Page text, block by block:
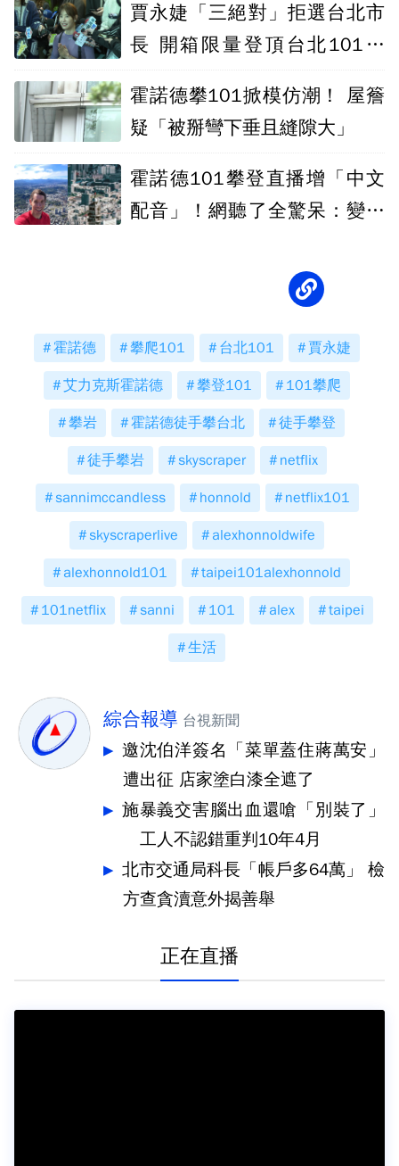
賈永婕「三絕對」拒選台北市
長 開箱限量登頂台北101名
霍諾德攀101掀模仿潮！ 屋簷
疑「被掰彎下垂且縫隙大」
霍諾德101攀登直播增「中文
配音」！網聽了全驚呆：變成
霍諾德 攀爬101 台北101 賈永婕
艾力克斯霍諾德 攀登101 101攀爬
攀岩 霍諾德徒手攀台北 徒手攀登
徒手攀岩 skyscraper netflix
sannimccandless honnold netflix101
skyscraperlive alexhonnoldwife
alexhonnold101 taipei101alexhonnold
101netflix sanni 101 alex taipei
生活
綜合報導 台視新聞
邀沈伯洋簽名「菜單蓋住蔣萬安」
遭出征 店家塗白漆全遮了
施暴義交害腦出血還嗆「別裝了」
工人不認錯重判10年4月
北市交通局科長「帳戶多64萬」 檢
方查貪瀆意外揭善舉
正在直播